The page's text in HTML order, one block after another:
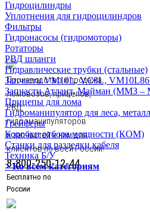
Производство и продажа
ломовозов, прицепов,
РВД,
гидроманипуляторов
и запчастей к ним для
клиентов по всей России!
8-800-250-12-44
Бесплатно по
России
Гидроцилиндры
Уплотнения для гидроцилиндров
Фильтры
Гидронасосы (гидромоторы)
Ротаторы
РВД шланги
Гидравлические трубки (стальные)
Запчасти VM10L, VC8L,
Запчасти Атлант, Майман (ММЗ
Прицепы для лома
Гидроманипулятор для леса,
Грейферы
Коробки отбора мощности (КОМ)
Станки для разделки кабеля
Техника Б/У
> Ко всем категориям